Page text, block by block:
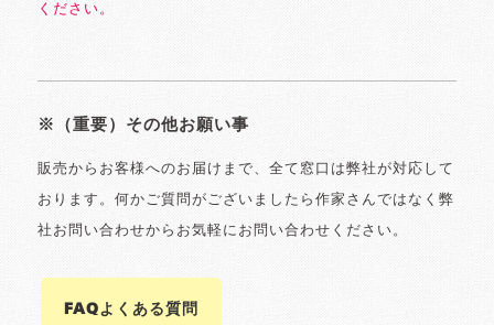
ください。
※（重要）その他お願い事
販売からお客様へのお届けまで、全て窓口は弊社が対応して
おります。何かご質問がございましたら作家さんではなく弊
社お問い合わせからお気軽にお問い合わせください。
FAQよくある質問